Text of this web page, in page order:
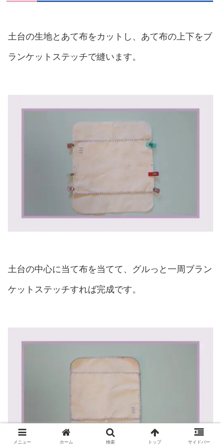
土台の生地とあて布をカットし、あて布の上下をブ
ランケットステッチで縫います。
土台の中心に当て布を当てて、グルっと一周ブラン
ケットステッチすれば完成です。
メニュー ホーム 検索 トップ サイドバー